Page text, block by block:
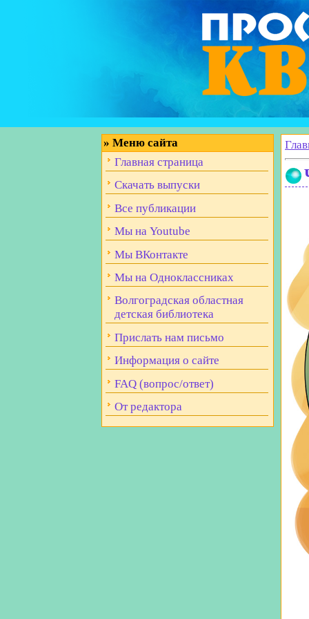
» Меню сайта
Главная страница
Скачать выпуски
Все публикации
Мы на Youtube
Мы ВКонтакте
Мы на Одноклассниках
Волгоградская областная
детская библиотека
Прислать нам письмо
Информация о сайте
FAQ (вопрос/ответ)
От редактора